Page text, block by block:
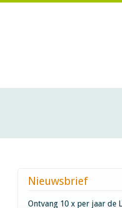
Nieuwsbrief
Ontvang 10 x per jaar de